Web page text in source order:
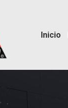
Inicio